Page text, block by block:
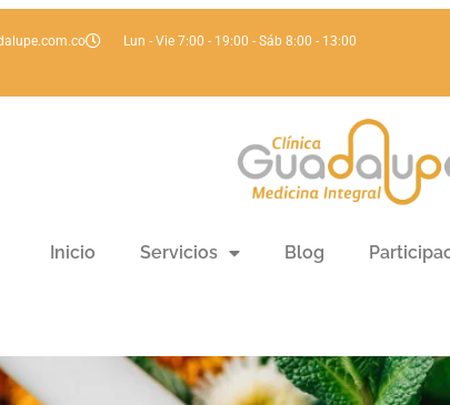
Lun - Vie 7:00 - 19:00 - Sáb 8:00 - 13:00
Inicio Servicios Blog
esencias florales en la